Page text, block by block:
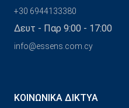
+30 6944133380
Δευτ - Παρ 9:00 - 17:00
info@essens.com.cy
ΚΟΙΝΩΝΙΚΆ ΔΊΚΤΥΑ